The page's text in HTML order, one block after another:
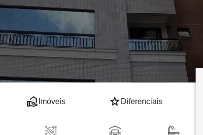
real_estate_agent Imóveis star Diferenciais